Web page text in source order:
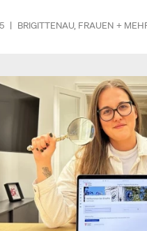
| BRIGITTENAU, FRAUEN +